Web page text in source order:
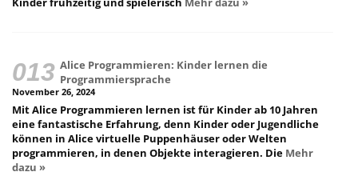
Alice Programmieren: Kinder lernen die
Programmiersprache
November 26, 2024
Mit Alice Programmieren lernen ist für Kinder ab 10 Jahren
eine fantastische Erfahrung, denn Kinder oder Jugendliche
können in Alice virtuelle Puppenhäuser oder Welten
programmieren, in denen Objekte interagieren. Die Mehr
dazu »